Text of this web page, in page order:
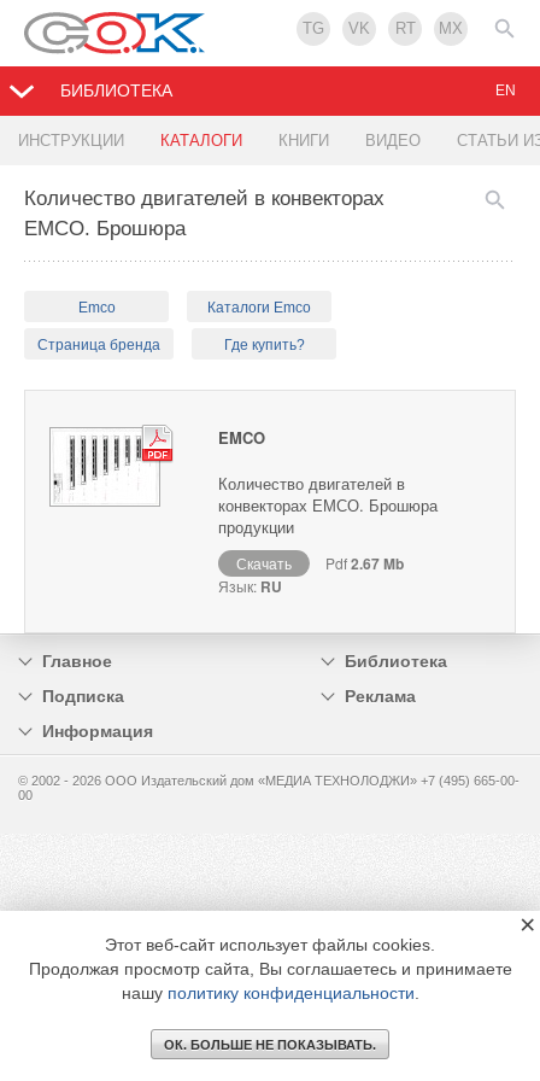
TG VK RT MX
БИБЛИОТЕКА
ИНСТРУКЦИИ КАТАЛОГИ КНИГИ ВИДЕО СТАТЬИ
EN
Количество двигателей в конвекторах
ЕМСО. Брошюра
Emco Каталоги Emco
Страница бренда Где купить?
EMCO
Количество двигателей в
конвекторах ЕМСО. Брошюра
продукции
Скачать Pdf2.67 Mb
Язык: RU
Главное
Библиотека
Подписка
Реклама
Информация
© 2002 - 2026 OOO Издательский дом «МЕДИА ТЕХНОЛОДЖИ» +7 (495) 665-00-
00
Этот веб-сайт использует файлы cookies.
Продолжая просмотр сайта, Вы соглашаетесь и принимаете
нашу политику конфиденциальности
ОК. БОЛЬШЕ НЕ ПОКАЗЫВАТЬ.
×